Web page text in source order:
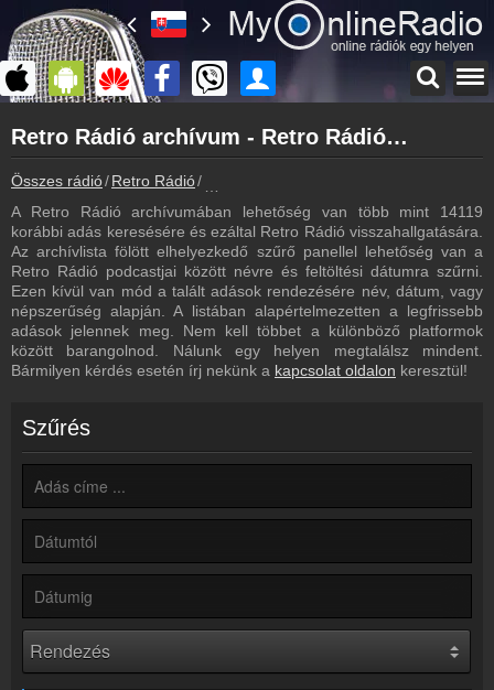
myonlineradio.hu
Retro Rádió
Vissza a Retro Rádió oldalára
Bejelentkezés
Hozz létre saját fiókot!
Most szól
Tudd meg mi szólt eddig
Frekvenciák
Retro Rádió frekvencia
Retro Rádió műsorai
Webkamera
Retro Rádió webkamera, élőkép
Hírek
Retro Rádió kapcsolatos hírek
Kapcsolat
Írj nekünk!
Partnerek
Rádiós partnerek
Retro Rádió archívum - Retro Rádió podcasts - Retro Rádió visszahallgatás
Összes rádió Retro Rádió
A Retro Rádió archívumában lehetőség van több mint 14119
korábbi adás keresésére és ezáltal Retro Rádió visszahallgatására.
Az archívlista fölött elhelyezkedő szűrő panellel lehetőség van a
Retro Rádió podcastjai között névre és feltöltési dátumra szűrni.
Ezen kívül van mód a talált adások rendezésére név, dátum, vagy
népszerűség alapján. A listában alapértelmezetten a legfrissebb
adások jelennek meg. Nem kell többet a különböző platformok
között barangolnod. Nálunk egy helyen megtalálsz mindent.
Bármilyen kérdés esetén írj nekünk a kapcsolat oldalon keresztül!
Szűrés